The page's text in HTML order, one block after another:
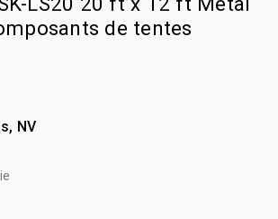
de tentes
NV